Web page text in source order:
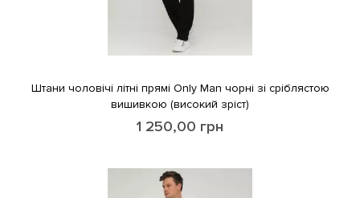
Штани чоловічі літні прямі Only Man чорні зі сріблястою
вишивкою (високий зріст)
1 250,00 грн